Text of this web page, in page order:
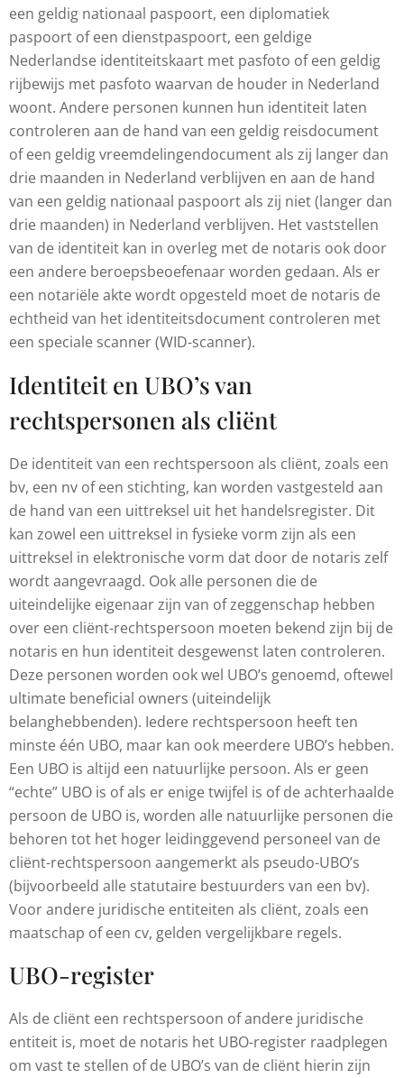
een geldig nationaal paspoort, een diplomatiek
paspoort of een dienstpaspoort, een geldige
Nederlandse identiteitskaart met pasfoto of een geldig
rijbewijs met pasfoto waarvan de houder in Nederland
woont. Andere personen kunnen hun identiteit laten
controleren aan de hand van een geldig reisdocument
of een geldig vreemdelingendocument als zij langer dan
drie maanden in Nederland verblijven en aan de hand
van een geldig nationaal paspoort als zij niet (langer dan
drie maanden) in Nederland verblijven. Het vaststellen
van de identiteit kan in overleg met de notaris ook door
een andere beroepsbeoefenaar worden gedaan. Als er
een notariële akte wordt opgesteld moet de notaris de
echtheid van het identiteitsdocument controleren met
een speciale scanner (WID-scanner).
Identiteit en UBO’s van
rechtspersonen als cliënt
De identiteit van een rechtspersoon als cliënt, zoals een
bv, een nv of een stichting, kan worden vastgesteld aan
de hand van een uittreksel uit het handelsregister. Dit
kan zowel een uittreksel in fysieke vorm zijn als een
uittreksel in elektronische vorm dat door de notaris zelf
wordt aangevraagd. Ook alle personen die de
uiteindelijke eigenaar zijn van of zeggenschap hebben
over een cliënt-rechtspersoon moeten bekend zijn bij de
notaris en hun identiteit desgewenst laten controleren.
Deze personen worden ook wel UBO’s genoemd, oftewel
ultimate beneficial owners (uiteindelijk
belanghebbenden). Iedere rechtspersoon heeft ten
minste één UBO, maar kan ook meerdere UBO’s hebben.
Een UBO is altijd een natuurlijke persoon. Als er geen
“echte” UBO is of als er enige twijfel is of de achterhaalde
persoon de UBO is, worden alle natuurlijke personen die
behoren tot het hoger leidinggevend personeel van de
cliënt-rechtspersoon aangemerkt als pseudo-UBO’s
(bijvoorbeeld alle statutaire bestuurders van een bv).
Voor andere juridische entiteiten als cliënt, zoals een
maatschap of een cv, gelden vergelijkbare regels.
UBO-register
Als de cliënt een rechtspersoon of andere juridische
entiteit is, moet de notaris het UBO-register raadplegen
om vast te stellen of de UBO’s van de cliënt hierin zijn